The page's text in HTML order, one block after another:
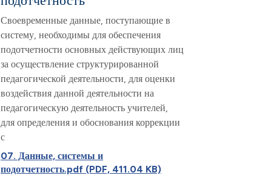
Своевременные данные, поступающие в
систему, необходимы для обеспечения
подотчетности основных действующих лиц
за осуществление структурированной
педагогической деятельности, для оценки
воздействия данной деятельности на
педагогическую деятельность учителей,
для определения и обоснования коррекции
с
07. Данные, системы и
подотчетность.pdf (PDF, 411.04 KB)